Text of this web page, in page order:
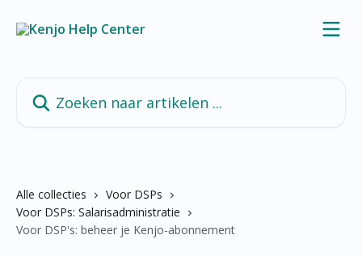
Alle collecties
Voor DSPs
Voor DSPs: Salarisadministratie
Voor DSP's: beheer je Kenjo-abonnement